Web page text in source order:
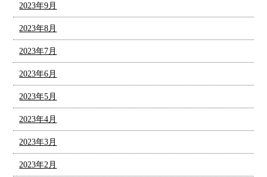
2023年9月
2023年8月
2023年7月
2023年6月
2023年5月
2023年4月
2023年3月
2023年2月